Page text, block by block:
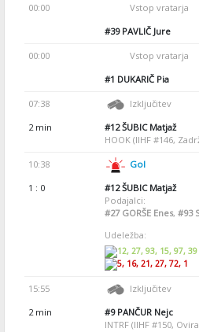
00:00 Vstop vratarja
#39PAVLIČ Jure
00:00 Vstop vratarja
#1 DUKARIČ Pia
07:38 Izključitev
2 min
#12ŠUBIC Matjaž
HOOK (IIHF #146,
10:38 Gol
1 : 0
#12ŠUBIC Matjaž
Podajalci:
#27GORŠE Enes, #93
Udeležba:
12, 27, 93, 15, 97, 39
5, 16, 21, 27, 72, 1
15:55 Izključitev
2 min
#9PANČUR Nejc
INTRF (IIHF #150,